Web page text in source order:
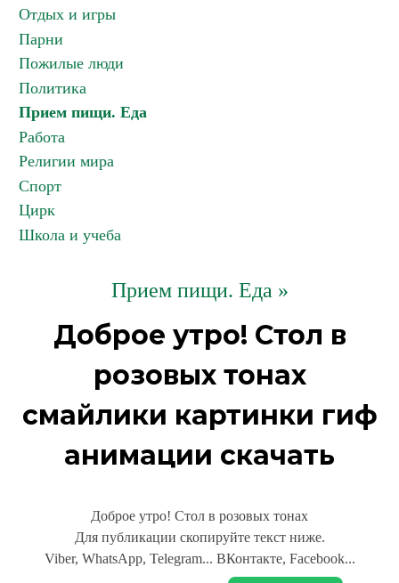
Отдых и игры
Парни
Пожилые люди
Политика
Прием пищи. Еда
Работа
Религии мира
Спорт
Цирк
Школа и учеба
Прием пищи. Еда »
Доброе утро! Стол в
розовых тонах
смайлики картинки гиф
анимации скачать
Доброе утро! Стол в розовых тонах
Для публикации скопируйте текст ниже.
Viber, WhatsApp, Telegram... ВКонтакте, Facebook...